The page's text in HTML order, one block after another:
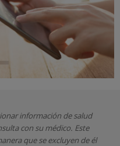
información de salud
con su médico. Este
que se excluyen de él